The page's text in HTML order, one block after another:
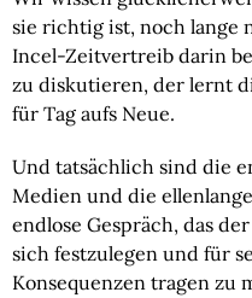
sie richtig ist, noch lange
Incel-Zeitvertreib darin
zu diskutieren, der lernt
für Tag aufs Neue.
Und tatsächlich sind die
Medien und die
endlose Gespräch, das
sich festzulegen und für
Konsequenzen tragen zu